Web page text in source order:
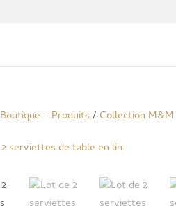
Boutique – Produits / Collection M&M